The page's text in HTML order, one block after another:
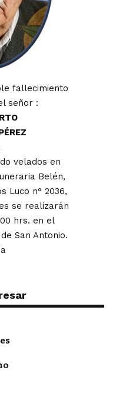
fallecimiento
señor :
velados en
Belén,
Luco n° 2036,
se realizarán
hrs. en el
San Antonio.